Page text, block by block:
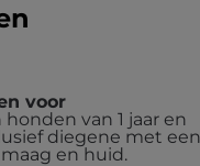
voor
honden van 1 jaar en
diegene met een
en huid.